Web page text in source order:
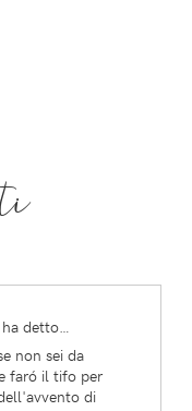
ha detto…
non sei da
faró il tifo per
di